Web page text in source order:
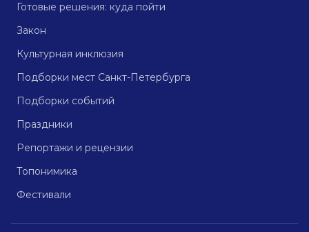
Готовые решения: куда пойти
Закон
Культурная инклюзия
Подборки мест Санкт-Петербурга
Подборки событий
Праздники
Репортажи и рецензии
Топонимика
Фестивали